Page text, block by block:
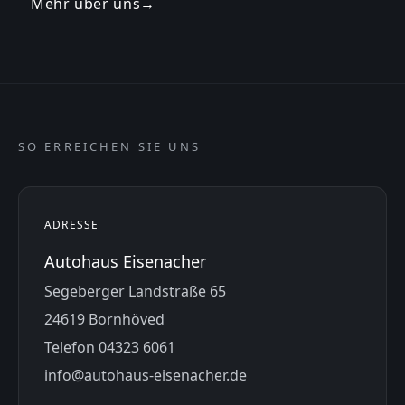
SO ERREICHEN SIE UNS
ADRESSE
Autohaus Eisenacher
Segeberger Landstraße 65
24619 Bornhöved
Telefon 04323 6061
info@autohaus-eisenacher.de